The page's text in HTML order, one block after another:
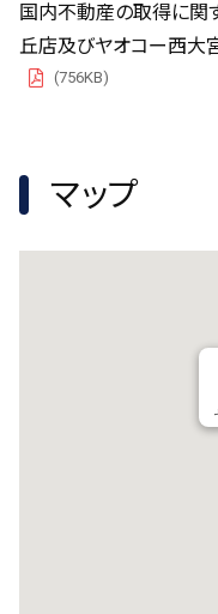
国内不動産の取得に関
丘店及びヤオコー西大
PDF
(756KB)
マップ